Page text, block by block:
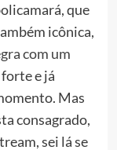
que
icônica,
com um
e já
Mas
consagrado,
sei lá se